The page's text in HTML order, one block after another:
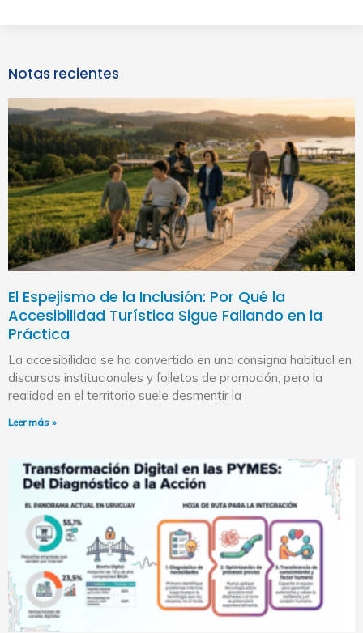
Notas recientes
El Espejismo de la Inclusión: Por Qué la
Accesibilidad Turística Sigue Fallando en la
Práctica
La accesibilidad se ha convertido en una consigna habitual en
discursos institucionales y folletos de promoción, pero la
realidad en el territorio suele desmentir la
Leer más »